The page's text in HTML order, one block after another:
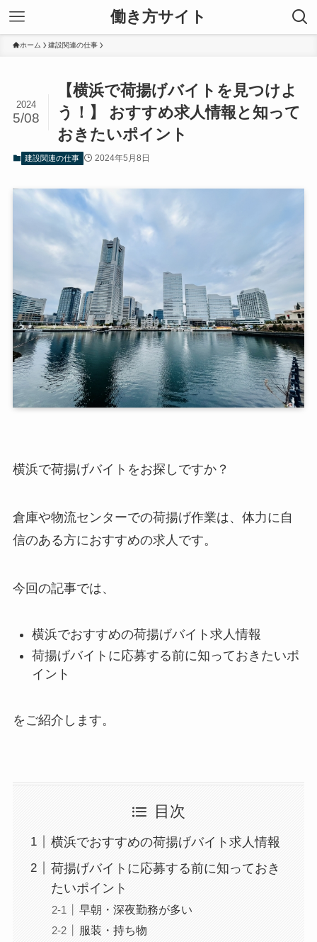
働き方サイト
ホーム 建設関連の仕事
【横浜で荷揚げバイトを見つけよ
う！】 おすすめ求人情報と知って
おきたいポイント
2024
5/08
建設関連の仕事 2024年5月8日
横浜で荷揚げバイトをお探しですか？
倉庫や物流センターでの荷揚げ作業は、体力に自
信のある方におすすめの求人です。
今回の記事では、
横浜でおすすめの荷揚げバイト求人情報
荷揚げバイトに応募する前に知っておきたいポ
イント
をご紹介します。
目次
横浜でおすすめの荷揚げバイト求人情報
荷揚げバイトに応募する前に知っておき
たいポイント
早朝・深夜勤務が多い
服装・持ち物